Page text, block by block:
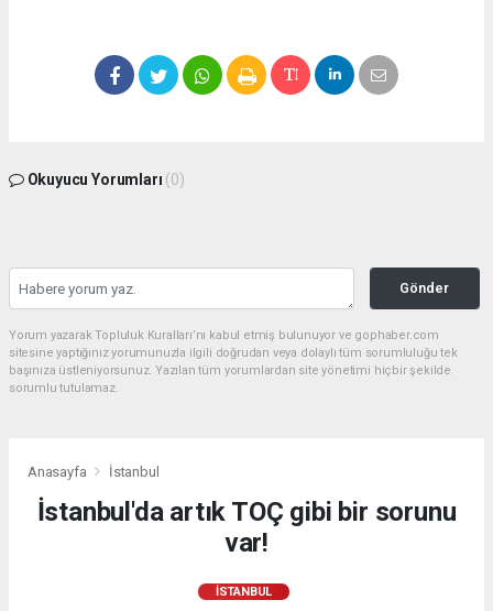
Okuyucu Yorumları (0)
Gönder
Yorum yazarak Topluluk Kuralları’nı kabul etmiş bulunuyor ve gophaber.com
sitesine yaptığınız yorumunuzla ilgili doğrudan veya dolaylı tüm sorumluluğu tek
başınıza üstleniyorsunuz. Yazılan tüm yorumlardan site yönetimi hiçbir şekilde
sorumlu tutulamaz.
Anasayfa İstanbul
İstanbul'da artık TOÇ gibi bir sorunu
var!
İSTANBUL